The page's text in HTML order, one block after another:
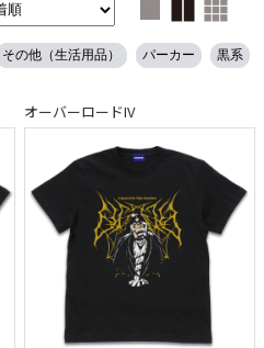
その他（生活用品） パーカー
黒系
オーバーロードIV